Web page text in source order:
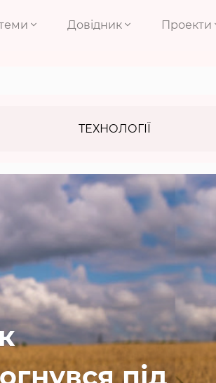
Довідник Проекти
ТЕХНОЛОГІЇ
під